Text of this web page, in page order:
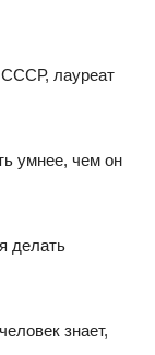
лауреат
умнее, чем он
делать
знает,